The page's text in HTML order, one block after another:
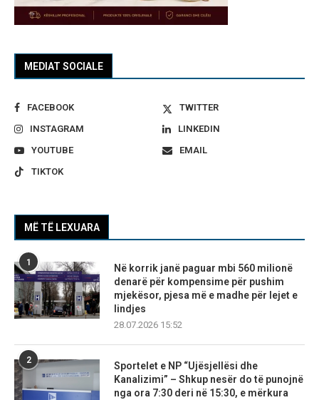
MEDIAT SOCIALE
FACEBOOK
TWITTER
INSTAGRAM
LINKEDIN
YOUTUBE
EMAIL
TIKTOK
MË TË LEXUARA
1
Në korrik janë paguar mbi 560 milionë
denarë për kompensime për pushim
mjekësor, pjesa më e madhe për lejet e
lindjes
28.07.2026 15:52
2
Sportelet e NP “Ujësjellësi dhe
Kanalizimi” – Shkup nesër do të punojnë
nga ora 7:30 deri në 15:30, e mërkura